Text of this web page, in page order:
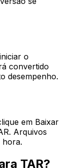
o
convertido
desempenho.
em Baixar
Arquivos
hora.
TAR?